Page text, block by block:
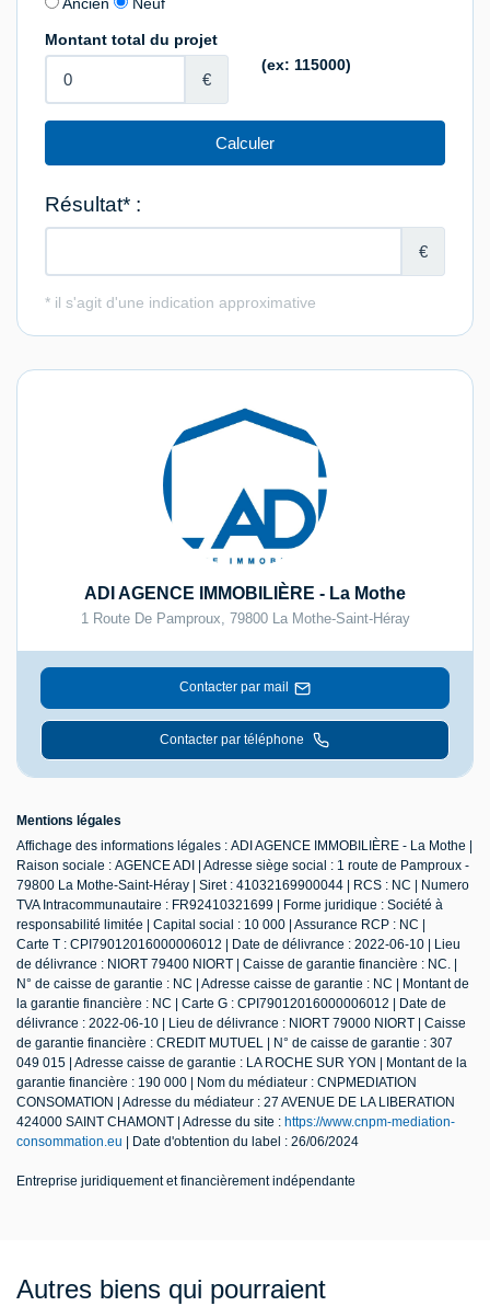
ADI AGENCE IMMOBILIÈRE - La Mothe
1 Route De Pamproux, 79800 La Mothe-Saint-Héray
Contacter par mail
Contacter par téléphone
Mentions légales
Affichage des informations légales : ADI AGENCE IMMOBILIÈRE - La Mothe |
Raison sociale : AGENCE ADI | Adresse siège social : 1 route de Pamproux -
79800 La Mothe-Saint-Héray | Siret : 41032169900044 | RCS : NC | Numero
TVA Intracommunautaire : FR92410321699 | Forme juridique : Société à
responsabilité limitée | Capital social : 10 000 | Assurance RCP : NC |
Carte T : CPI79012016000006012 | Date de délivrance : 2022-06-10 | Lieu
de délivrance : NIORT 79400 NIORT | Caisse de garantie financière : NC. |
N° de caisse de garantie : NC | Adresse caisse de garantie : NC | Montant de
la garantie financière : NC | Carte G : CPI79012016000006012 | Date de
délivrance : 2022-06-10 | Lieu de délivrance : NIORT 79000 NIORT | Caisse
de garantie financière : CREDIT MUTUEL | N° de caisse de garantie : 307
049 015 | Adresse caisse de garantie : LA ROCHE SUR YON | Montant de la
garantie financière : 190 000 | Nom du médiateur : CNPMEDIATION
CONSOMATION | Adresse du médiateur : 27 AVENUE DE LA LIBERATION
424000 SAINT CHAMONT | Adresse du site : https://www.cnpm-mediation-
consommation.eu | Date d'obtention du label : 26/06/2024
Entreprise juridiquement et financièrement indépendante
Autres biens qui pourraient